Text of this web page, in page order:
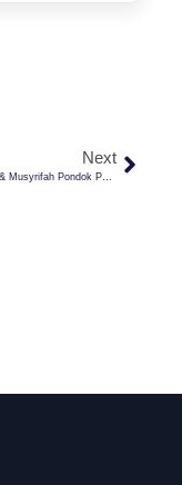
Next
Sapa Musyrif & Musyrifah Pondok Pesantren Darul Ma’arif Kaplongan Hadirkan Kehangatan Keluarga Untuk Santri Baru